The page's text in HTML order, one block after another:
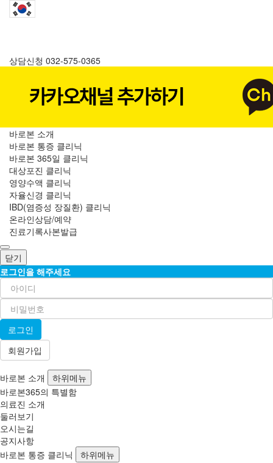
상담신청 032-575-0365
바로본 소개
바로본 통증 클리닉
바로본 365일 클리닉
대상포진 클리닉
영양수액 클리닉
자율신경 클리닉
IBD(염증성 장질환) 클리닉
온라인상담/예약
진료기록사본발급
닫기
로그인을 해주세요
회원가입
바로본 소개
하위메뉴
바로본365의 특별함
의료진 소개
둘러보기
오시는길
공지사항
바로본 통증 클리닉
하위메뉴